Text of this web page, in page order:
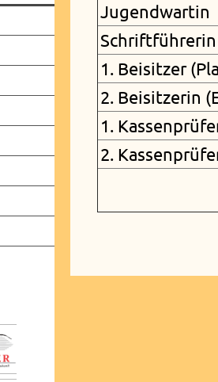
Jugendwartin
Schriftführerin
1. Beisitzer
2. Beisitzerin
1.
2.